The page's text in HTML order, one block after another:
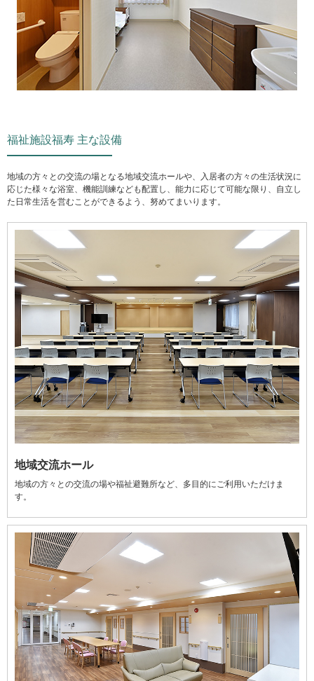
福祉施設福寿 主な設備
地域の方々との交流の場となる地域交流ホールや、入居者の方々の生活状況に
応じた様々な浴室、機能訓練なども配置し、能力に応じて可能な限り、自立し
た日常生活を営むことができるよう、努めてまいります。
地域交流ホール
地域の方々との交流の場や福祉避難所など、多目的にご利用いただけま
す。